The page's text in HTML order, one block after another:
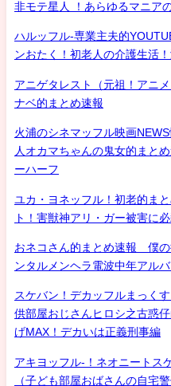
非モテ星人 ！あらゆるマニア
ハルッフル-専業主夫的
ンおたく！初老人の介護生活
アニゲタレスト（元祖！アニ
ナベ的まとめ速報
火浦のシネマッフル映画
人オカマちゃんの鬼女的まと
ーハーフ
ユカ・ヨネッフル！初老的ま
ト！害獣神アリ・ガー被害に
おネコさん的まとめ速報 僕の
ンタルメンヘラ電波中年アル
スケバン！デカッフルまっく
供部屋おじさんヒロシ之古惑
げMAX！デカいは正義刑事編
アキヨッフル-！ネオニートス
（子ども部屋おばさんの自宅